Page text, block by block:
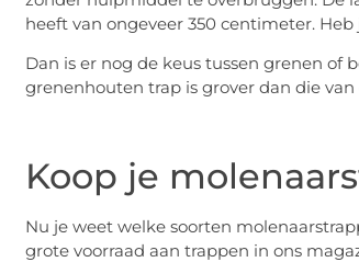
heeft van ongeveer 350 centimeter.
Dan is er nog de keus tussen grenen of
grenenhouten trap is grover dan die
Koop je
Nu je weet welke soorten
grote voorraad aan trappen in ons